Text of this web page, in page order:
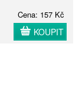
Cena: 157 Kč
KOUPIT